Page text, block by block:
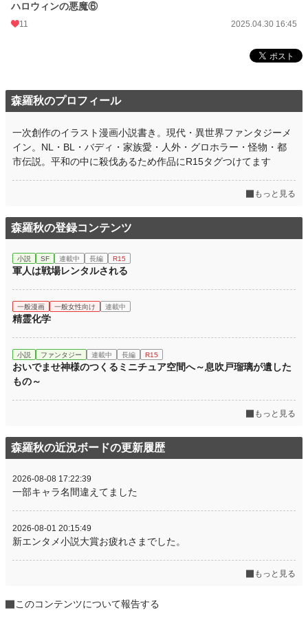
ハロウィンの悪魔⑥
11 2025.04.30 16:45
森羅秋のプロフィール
一次創作のイラスト漫画小説書き。現代・異世界ファンタジーメ
イン。NL・BL・バディ・家族愛・人外・グロホラー・怪物・都
市伝説。平和の中に殺伐あるため作品にR15タグつけてます
もっと見る
森羅秋の登録コンテンツ
小説 SF 連載中 長編 R15
軍人は戦場レンタルされる
一般漫画 一般女性向け 連載中
精霊化学
小説 ファンタジー 連載中 長編 R15
おいでませ神様のつくるミニチュア空間へ～息吹戸瑠璃が遺した
もの～
もっと見る
森羅秋の近況ボードの更新履歴
2026-08-08 17:22:39
一部キャラ名間違えてました
2026-08-01 20:15:49
新エンタメ小説大賞お疲れさまでした。
もっと見る
このコンテンツについて報告する